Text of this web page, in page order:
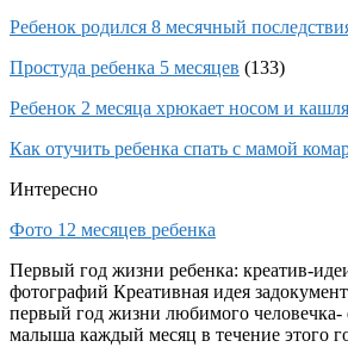
Ребенок родился 8 месячный
Простуда ребенка 5 месяцев (133)
Ребенок 2 месяца хрюкает носом и
Как отучить ребенка спать с мамой
Интересно
Фото 12 месяцев ребенка
Первый год жизни ребенка: креатив-
фотографий Креативная идея
первый год жизни любимого человечка-
малыша каждый месяц в течение этого